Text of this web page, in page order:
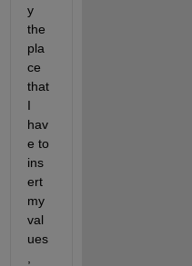
y
the
pla
ce
that
I
hav
e to
ins
ert
my
val
ues